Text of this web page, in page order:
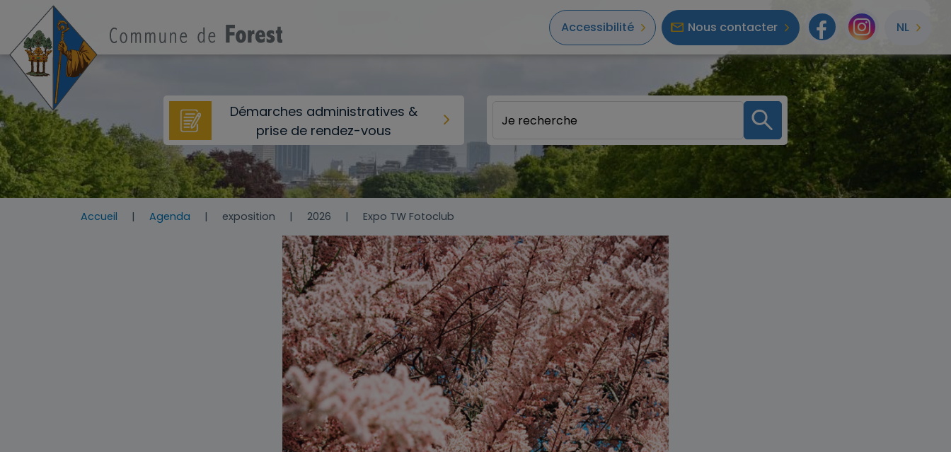
Aller au contenu principal
Accessibilité Nous contacter Facebook
NL
Démarches administratives &
prise de rendez-vous
Accueil Agenda exposition 2026 Expo TW Fotoclub